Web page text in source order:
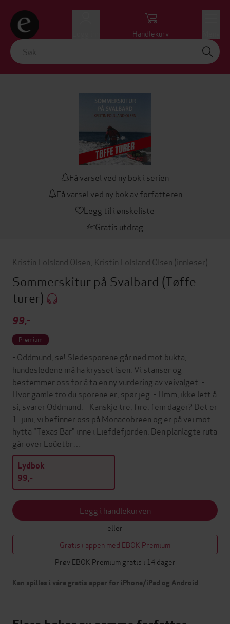
Handlekurv
Få varsel ved ny bok i serien
Få varsel ved ny bok av forfatteren
Legg til i ønskeliste
Gratis utdrag
Kristin Folsland Olsen Kristin Folsland Olsen (innleser)
Sommerskitur på Svalbard (Tøffe
turer)
99,-
Premium
- Oddmund, se! Sledesporene går ned mot bukta,
hundesledene må ha krysset isen. Vi stanser og
bestemmer oss for å ta en ny vurdering av veivalget. -
Hvor gamle tro du sporene er, spør jeg. - Hmm, ikke lett å
si, svarer Oddmund. - Kanskje tre, fire, fem dager? Det er
1. juni, vi befinner oss på Monacobreen og er på vei mot
hytta "Texas Bar" inne i Liefdefjorden. Den planlagte ruta
går over Loüetbr…
Lydbok
99,-
Legg i handlekurven
eller
Gratis i appen med EBOK Premium
Prøv EBOK Premium gratis i 14 dager
Kan spilles i våre gratis apper for iPhone/iPad og Android